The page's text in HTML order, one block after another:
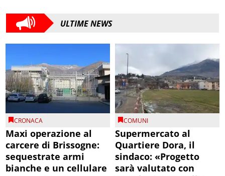
ULTIME NEWS
CRONACA
Maxi operazione al
carcere di Brissogne:
sequestrate armi
bianche e un cellulare
COMUNI
Supermercato al
Quartiere Dora, il
sindaco: «Progetto
sarà valutato con